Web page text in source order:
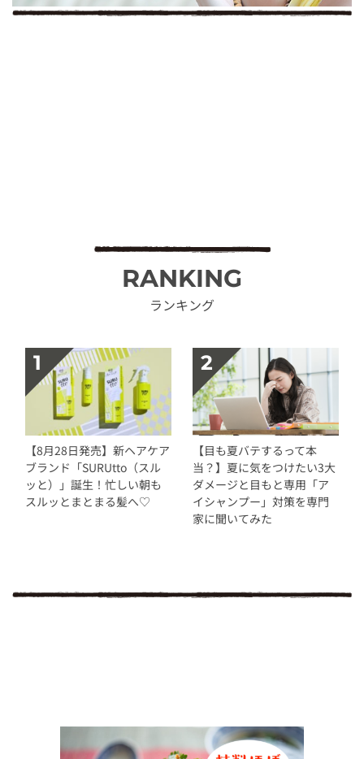
RANKING
ランキング
【8月28日発売】新ヘアケア
ブランド「SURUtto（スル
ッと）」誕生！忙しい朝も
スルッとまとまる髪へ♡
【目も夏バテするって本
当？】夏に気をつけたい3大
ダメージと目もと専用「ア
イシャンプー」対策を専門
家に聞いてみた